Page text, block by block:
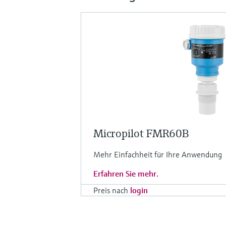
Micropilot FMR60B
Mehr Einfachheit für Ihre Anwendung
Erfahren Sie mehr.
Preis nach login